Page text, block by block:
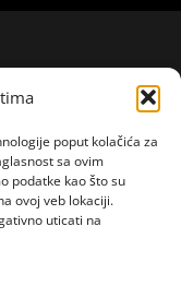
poput kolačića za
sa ovim
podatke kao što su
ovoj veb lokaciji.
uticati na